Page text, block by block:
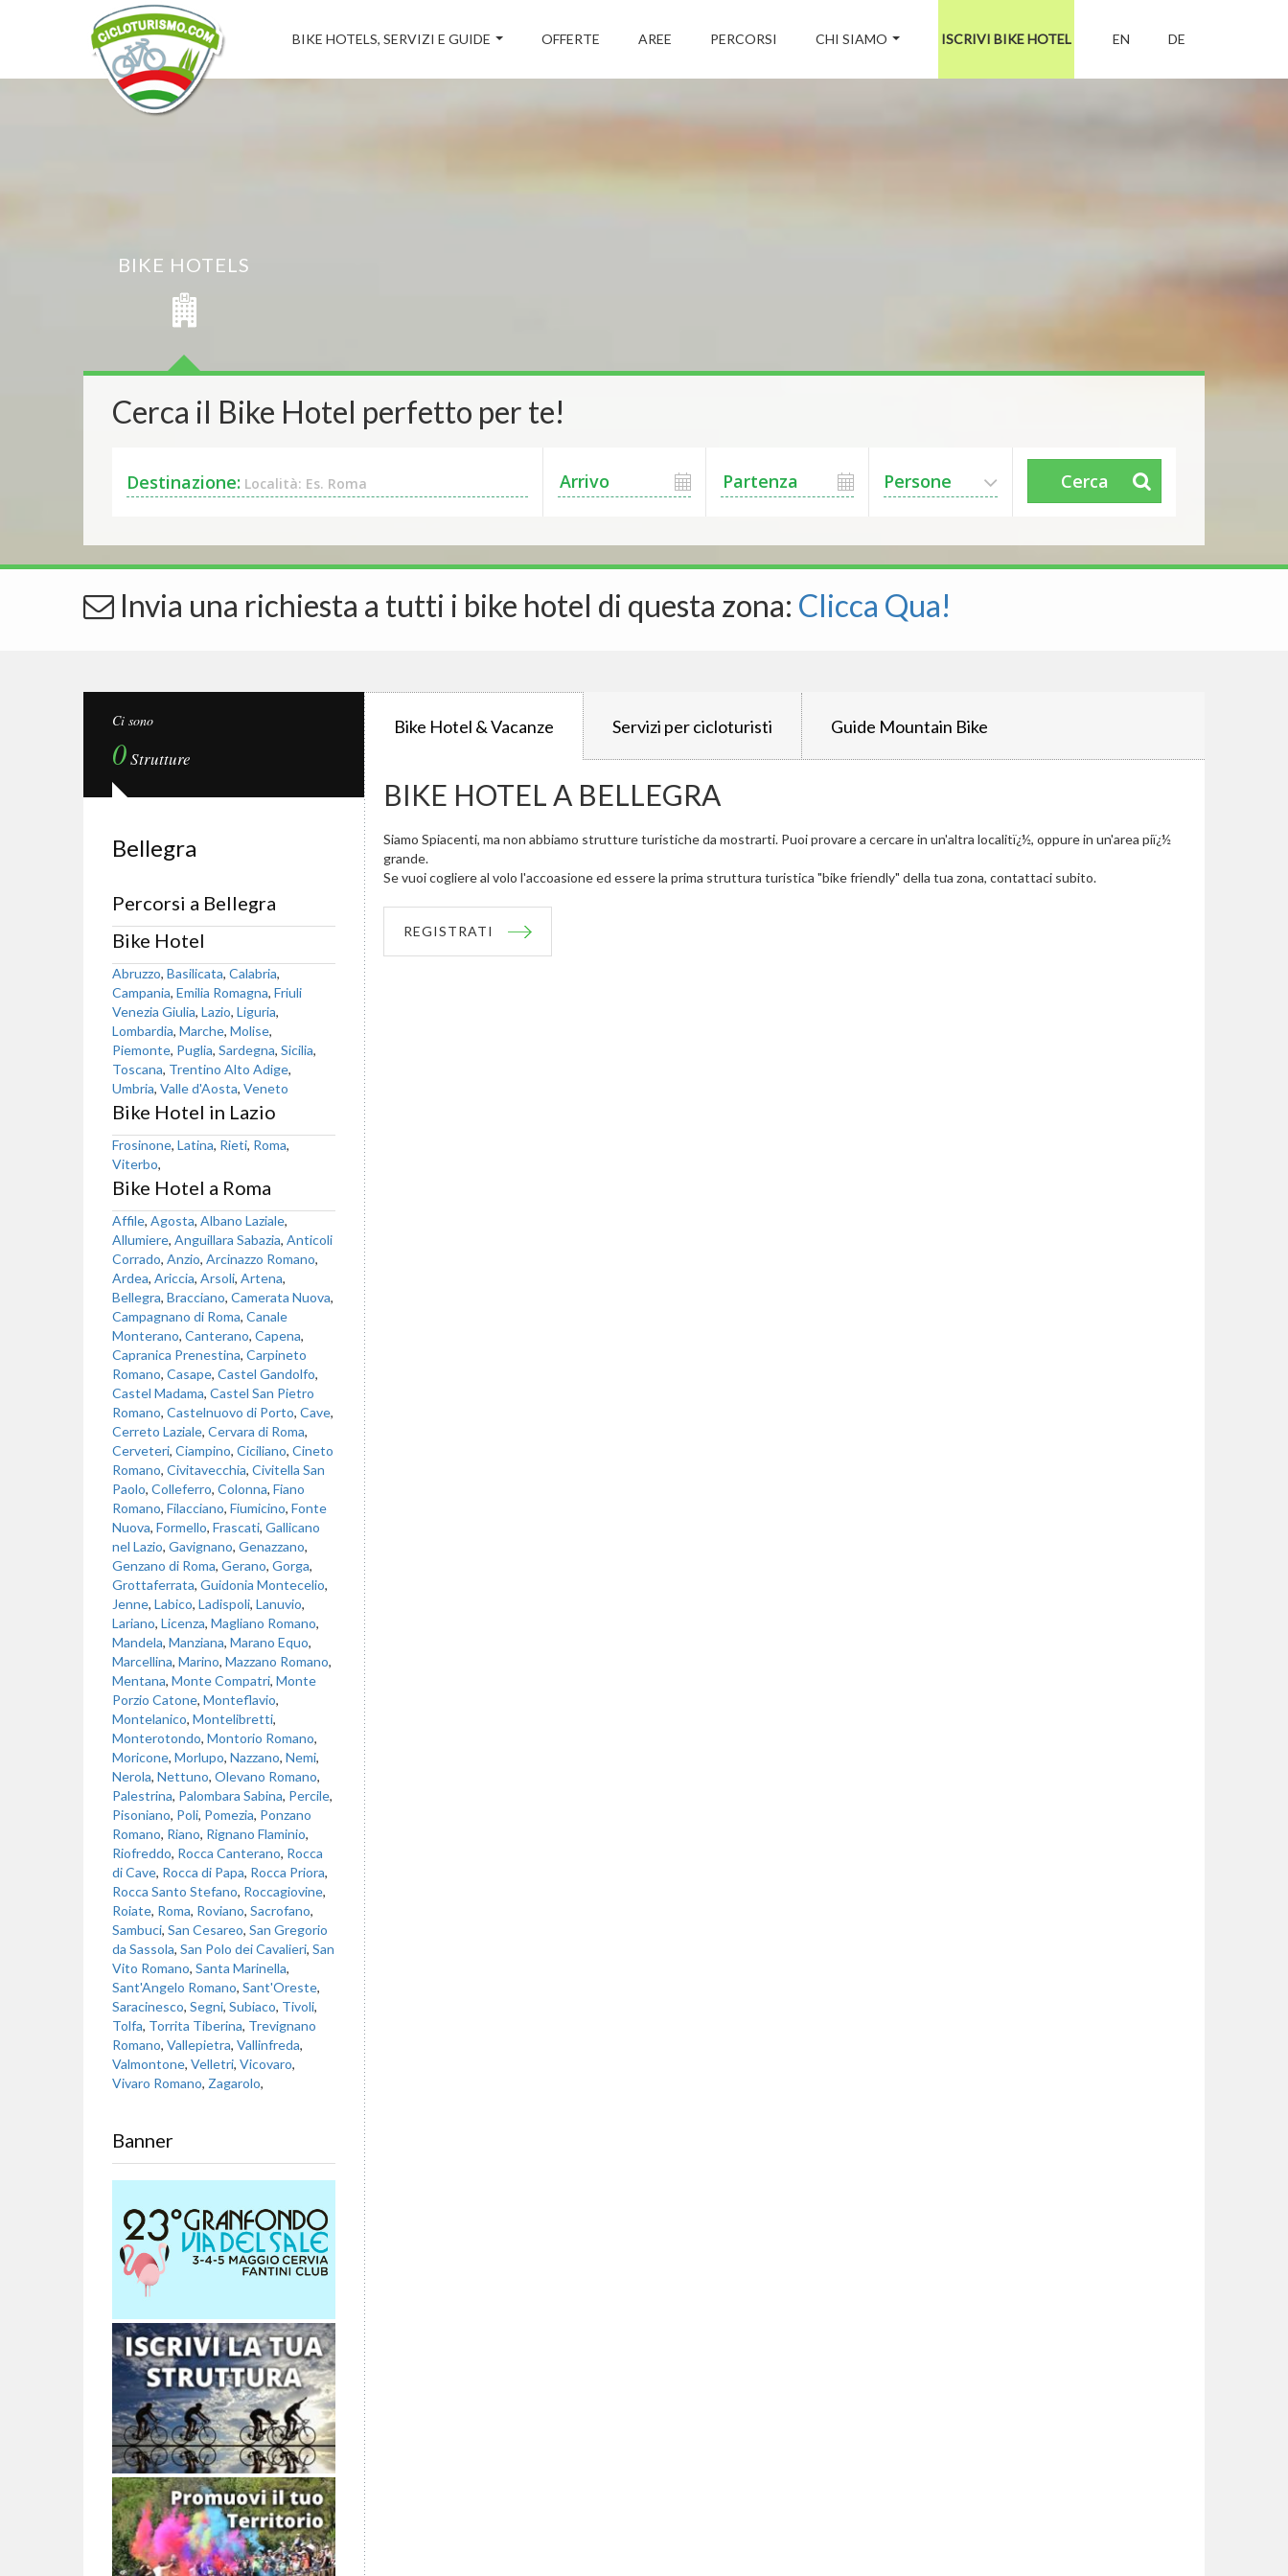
BIKE HOTELS, SERVIZI E GUIDE OFFERTE AREE PERCORSI CHI SIAMO ISCRIVI BIKE HOTEL EN DE
BIKE HOTELS
Cerca il Bike Hotel perfetto per te!
Destinazione: Località: Es. Roma Persone Cerca
Invia una richiesta a tutti i bike hotel di questa zona: Clicca Qua!
Bike Hotel & Vacanze Servizi per cicloturisti Guide Mountain Bike
BIKE HOTEL A BELLEGRA
Siamo Spiacenti, ma non abbiamo strutture turistiche da mostrarti. Puoi provare a cercare in un'altra localitï¿½, oppure in un'area piï¿½
grande.
Se vuoi cogliere al volo l'accoasione ed essere la prima struttura turistica "bike friendly" della tua zona, contattaci subito.
REGISTRATI
Ci sono
0Strutture
Bellegra
Percorsi a Bellegra
Bike Hotel
Abruzzo, Basilicata, Calabria,
Campania, Emilia Romagna, Friuli
Venezia Giulia, Lazio, Liguria,
Lombardia, Marche, Molise,
Piemonte, Puglia, Sardegna, Sicilia,
Toscana, Trentino Alto Adige,
Umbria, Valle d'Aosta, Veneto
Bike Hotel in Lazio
Frosinone, Latina, Rieti, Roma,
Viterbo,
Bike Hotel a Roma
Affile, Agosta, Albano Laziale,
Allumiere, Anguillara Sabazia, Anticoli
Corrado, Anzio, Arcinazzo Romano,
Ardea, Ariccia, Arsoli, Artena,
Bellegra, Bracciano, Camerata Nuova,
Campagnano di Roma, Canale
Monterano, Canterano, Capena,
Capranica Prenestina, Carpineto
Romano, Casape, Castel Gandolfo,
Castel Madama, Castel San Pietro
Romano, Castelnuovo di Porto, Cave,
Cerreto Laziale, Cervara di Roma,
Cerveteri, Ciampino, Ciciliano, Cineto
Romano, Civitavecchia, Civitella San
Paolo, Colleferro, Colonna, Fiano
Romano, Filacciano, Fiumicino, Fonte
Nuova, Formello, Frascati, Gallicano
nel Lazio, Gavignano, Genazzano,
Genzano di Roma, Gerano, Gorga,
Grottaferrata, Guidonia Montecelio,
Jenne, Labico, Ladispoli, Lanuvio,
Lariano, Licenza, Magliano Romano,
Mandela, Manziana, Marano Equo,
Marcellina, Marino, Mazzano Romano,
Mentana, Monte Compatri, Monte
Porzio Catone, Monteflavio,
Montelanico, Montelibretti,
Monterotondo, Montorio Romano,
Moricone, Morlupo, Nazzano, Nemi,
Nerola, Nettuno, Olevano Romano,
Palestrina, Palombara Sabina, Percile,
Pisoniano, Poli, Pomezia, Ponzano
Romano, Riano, Rignano Flaminio,
Riofreddo, Rocca Canterano, Rocca
di Cave, Rocca di Papa, Rocca Priora,
Rocca Santo Stefano, Roccagiovine,
Roiate, Roma, Roviano, Sacrofano,
Sambuci, San Cesareo, San Gregorio
da Sassola, San Polo dei Cavalieri, San
Vito Romano, Santa Marinella,
Sant'Angelo Romano, Sant'Oreste,
Saracinesco, Segni, Subiaco, Tivoli,
Tolfa, Torrita Tiberina, Trevignano
Romano, Vallepietra, Vallinfreda,
Valmontone, Velletri, Vicovaro,
Vivaro Romano, Zagarolo,
Banner